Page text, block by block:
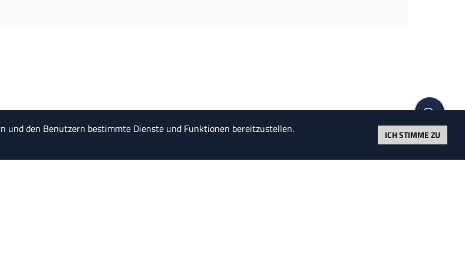
und den Benutzern bestimmte Dienste und Funktionen bereitzustellen.
ICH STIMME ZU